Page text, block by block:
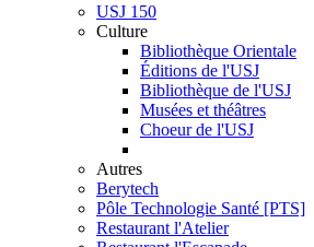
USJ 150
Culture
Bibliothèque Orientale
Éditions de l'USJ
Bibliothèque de l'USJ
Musées et théâtres
Choeur de l'USJ
Autres
Berytech
Pôle Technologie Santé [PTS]
Restaurant l'Atelier